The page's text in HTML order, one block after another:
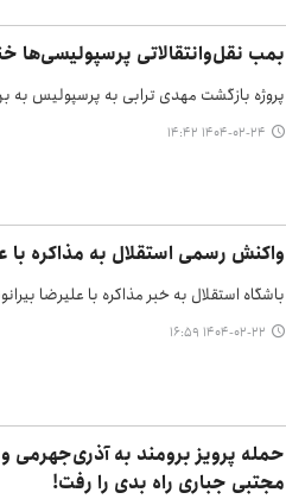
بمب نقل‌وانتقالاتی پرسپولیسی‌ها
پروژه بازگشت مهدی ترابی به پرسپولیس
۱۴۰۴-۰۲-۲۴ ۱۴:۴۲
واکنش رسمی استقلال به مذاکره با
باشگاه استقلال به خبر مذاکره با علیرضا
۱۴۰۴-۰۲-۲۲ ۱۶:۵۹
حمله پرویز برومند به آذری‌جهرمی
مجتبی جباری راه بدی را رفت!